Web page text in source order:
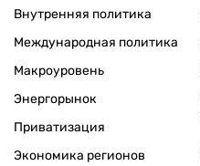
Внутренняя политика
Международная политика
Макроуровень
Энергорынок
Приватизация
Экономика регионов